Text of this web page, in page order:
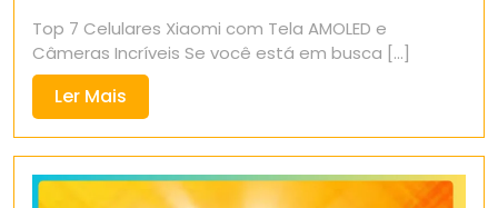
2025
Top 7 Celulares Xiaomi com Tela AMOLED e
Câmeras Incríveis Se você está em busca [...]
Ler Mais
Mais